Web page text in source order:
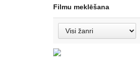
Filmu meklēšana